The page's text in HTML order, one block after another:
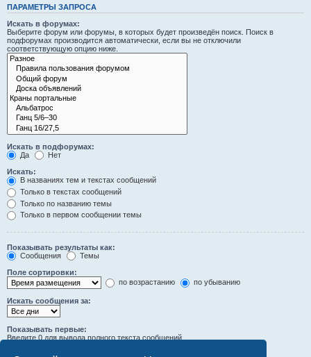
ПАРАМЕТРЫ ЗАПРОСА
Искать в форумах:
Выберите форум или форумы, в которых будет произведён поиск. Поиск в
подфорумах производится автоматически, если вы не отключили
соответствующую опцию ниже.
Искать в подфорумах:
Да
Нет
Искать:
В названиях тем и текстах сообщений
Только в текстах сообщений
Только по названию темы
Только в первом сообщении темы
Показывать результаты как:
Сообщения
Темы
Поле сортировки:
по возрастанию
по убыванию
Искать сообщения за:
Показывать первые:
Введите 0 для вывода полного текста сообщений.